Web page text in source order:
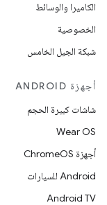
الكاميرا والوسائط
الخصوصية
شبكة الجيل الخامس
أجهزة ANDROID
شاشات كبيرة الحجم
Wear OS
أجهزة ChromeOS
Android للسيارات
Android TV